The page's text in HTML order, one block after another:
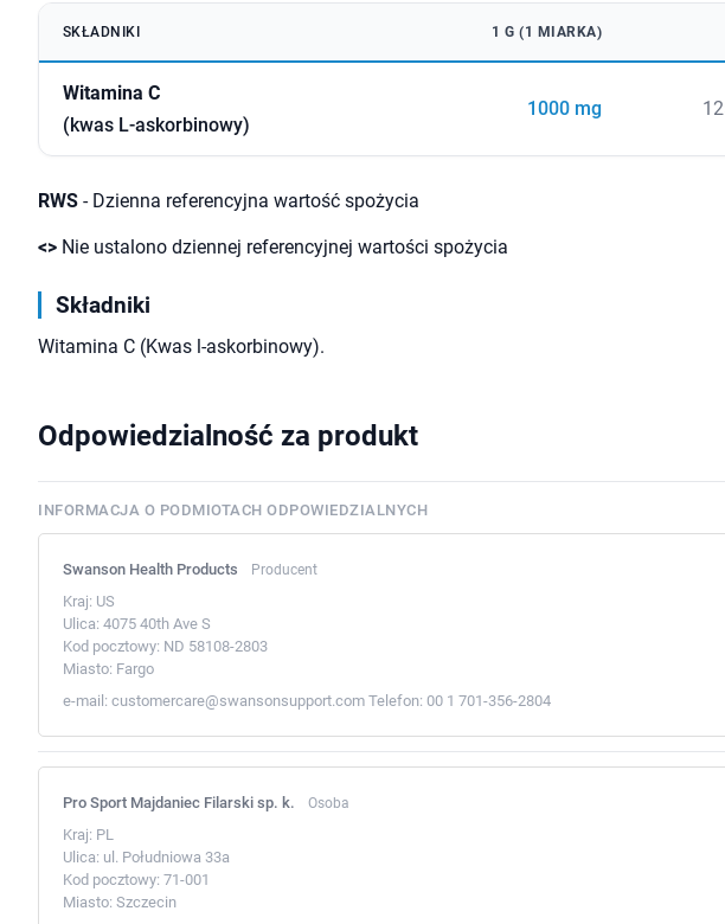
SKŁADNIKI 1 G (1 MIARKA)
Witamina C
(kwas L-askorbinowy)
1000 mg
RWS - Dzienna referencyjna wartość spożycia
<> Nie ustalono dziennej referencyjnej wartości spożycia
Składniki
Witamina C (Kwas l-askorbinowy).
Odpowiedzialność za produkt
INFORMACJA O PODMIOTACH ODPOWIEDZIALNYCH
Swanson Health Products Producent
Kraj: US
Ulica: 4075 40th Ave S
Kod pocztowy: ND 58108-2803
Miasto: Fargo
e-mail: customercare@swansonsupport.com Telefon: 00 1 701-356-2804
Pro Sport Majdaniec Filarski sp. k. Osoba
Kraj: PL
Ulica: ul. Południowa 33a
Kod pocztowy: 71-001
Miasto: Szczecin